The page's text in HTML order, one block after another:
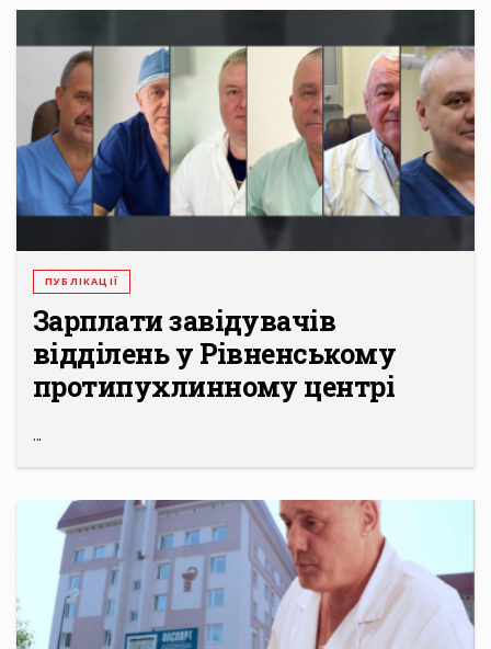
ПУБЛІКАЦІЇ
Зарплати завідувачів
відділень у Рівненському
протипухлинному центрі
...